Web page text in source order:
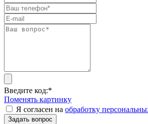
Введите код:*
Поменять картинку
Я согласен на обработку
Задать вопрос